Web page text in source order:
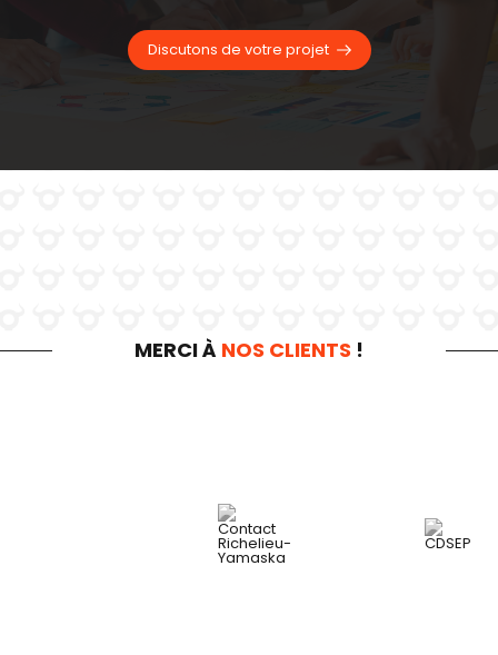
Discutons de votre projet
MERCI À NOS CLIENTS !